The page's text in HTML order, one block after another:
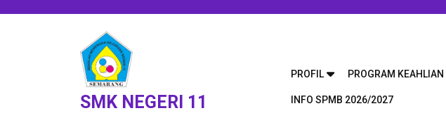
SMK NEGERI 11
PROFIL PROGRAM KEAHLIAN
INFO SPMB 2026/2027